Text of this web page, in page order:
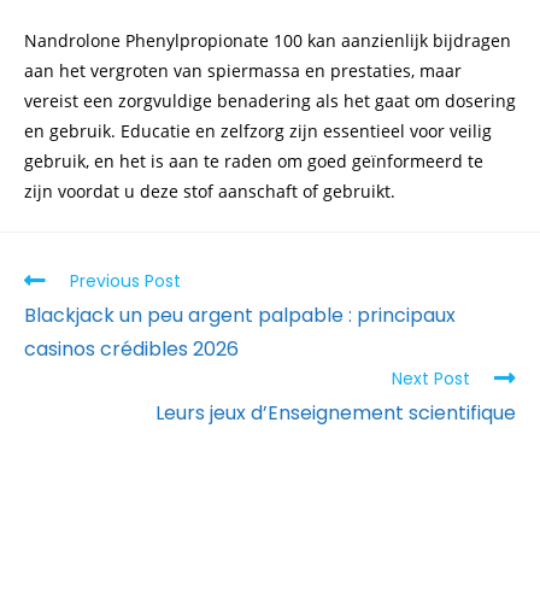
Nandrolone Phenylpropionate 100 kan aanzienlijk bijdragen
aan het vergroten van spiermassa en prestaties, maar
vereist een zorgvuldige benadering als het gaat om dosering
en gebruik. Educatie en zelfzorg zijn essentieel voor veilig
gebruik, en het is aan te raden om goed geïnformeerd te
zijn voordat u deze stof aanschaft of gebruikt.
Previous Post
Blackjack un peu argent palpable : principaux
casinos crédibles 2026
Next Post
Leurs jeux d’Enseignement scientifique